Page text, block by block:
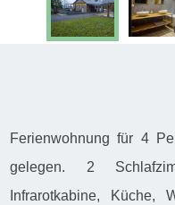
Ferienwohnung für 4
gelegen. 2
Infrarotkabine, Küche,